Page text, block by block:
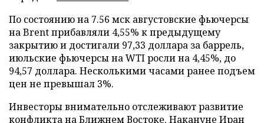
По состоянию на 7.56 мск августовские фьючерсы
на Brent прибавляли 4,55% к предыдущему
закрытию и достигали 97,33 доллара за баррель,
июльские фьючерсы на WTI росли на 4,45%, до
94,57 доллара. Несколькими часами ранее подъем
цен не превышал 3%.
Инвесторы внимательно отслеживают развитие
конфликта на Ближнем Востоке. Накануне Иран